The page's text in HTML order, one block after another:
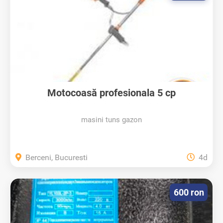
Motocoasă profesionala 5 cp
masini tuns gazon
Berceni, Bucuresti 4d
600 ron